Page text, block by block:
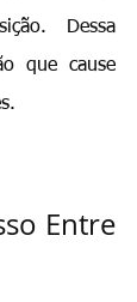
Dessa
que cause
Entre